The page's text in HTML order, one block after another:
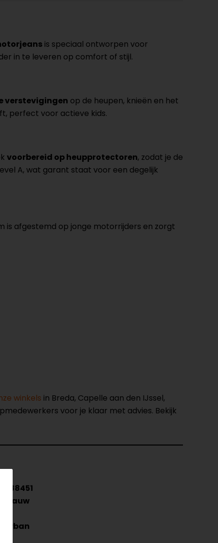
is speciaal ontworpen voor
in te leveren op comfort of stijl.
verstevigingen op de heupen, knieën en het
perfect voor actieve kids.
voorbereid op heupprotectoren, zodat je de
A, wat garant staat voor een degelijk
is afgestemd op jonge motorrijders en zorgt
winkels in Breda, Capelle aan den IJssel,
voor je klaar met advies. Bekijk
088451
Blauw
Urban